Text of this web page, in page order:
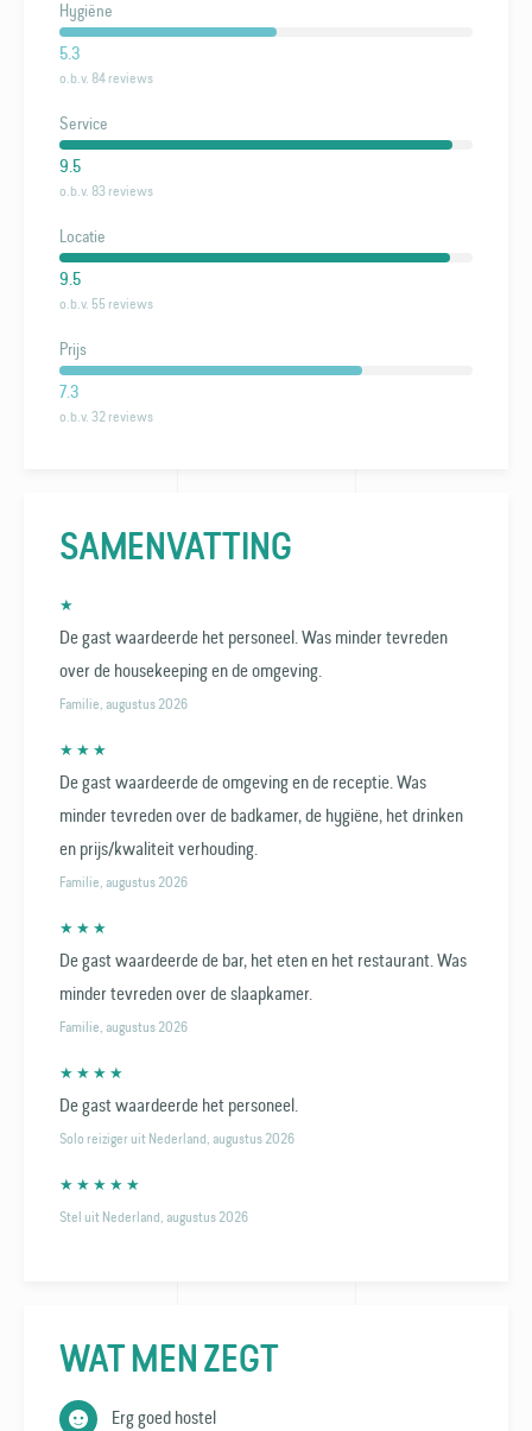
Hygiëne
5.3
o.b.v. 84 reviews
Service
9.5
o.b.v. 83 reviews
Locatie
9.5
o.b.v. 55 reviews
Prijs
7.3
o.b.v. 32 reviews
SAMENVATTING
★
De gast waardeerde het personeel. Was minder tevreden
over de housekeeping en de omgeving.
Familie, augustus 2026
★ ★ ★
De gast waardeerde de omgeving en de receptie. Was
minder tevreden over de badkamer, de hygiëne, het drinken
en prijs/kwaliteit verhouding.
Familie, augustus 2026
★ ★ ★
De gast waardeerde de bar, het eten en het restaurant. Was
minder tevreden over de slaapkamer.
Familie, augustus 2026
★ ★ ★ ★
De gast waardeerde het personeel.
Solo reiziger uit Nederland, augustus 2026
★ ★ ★ ★ ★
Stel uit Nederland, augustus 2026
WAT MEN ZEGT
Erg goed hostel